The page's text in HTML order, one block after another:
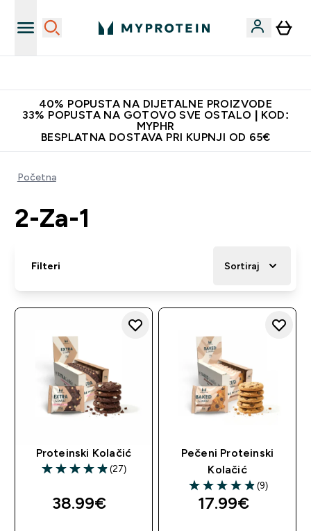
40% POPUSTA NA DIJETALNE PROIZVODE
33% POPUSTA NA GOTOVO SVE OSTALO | KOD:
MYPHR
BESPLATNA DOSTAVA PRI KUPNJI OD 65€
Početna
2-Za-1
Filteri Sortiraj
Proteinski Kolačić
4.89 out of 5 stars
(27)
38.99€‎
Pečeni Proteinski
Kolačić
4.89 out of 5 stars
(9)
17.99€‎